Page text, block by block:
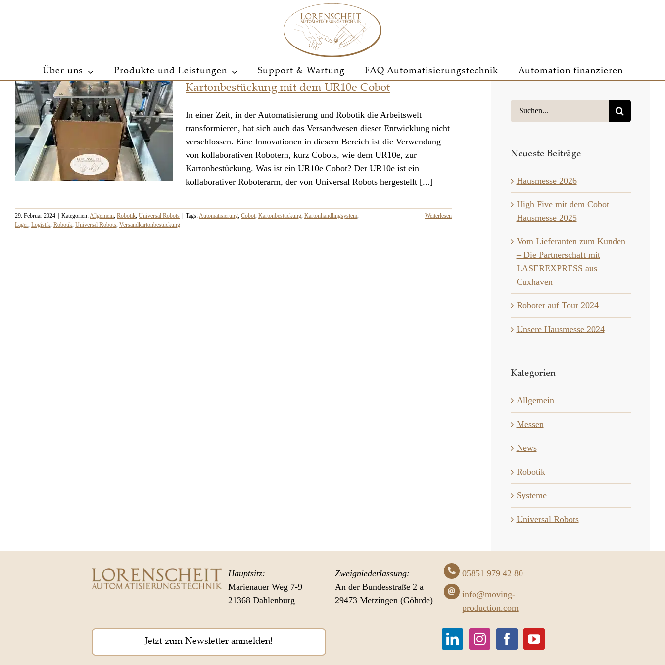
Über uns Produkte und Leistungen Support & Wartung FAQ Automatisierungstechnik Automation finanzieren
Kartonbestückung mit dem
Kartonbestückung mit dem UR10e Cobot
In einer Zeit, in der Automatisierung und Robotik die Arbeitswelt
transformieren, hat sich auch das Versandwesen dieser Entwicklung nicht
verschlossen. Eine Innovationen in diesem Bereich ist die Verwendung
von kollaborativen Robotern, kurz Cobots, wie dem UR10e, zur
Kartonbestückung. Was ist ein UR10e Cobot? Der UR10e ist ein
kollaborativer Roboterarm, der von Universal Robots hergestellt [...]
29. Februar 2024 Kategorien:Allgemein, Robotik, Universal Robots Tags:Automatisierung, Cobot, Kartonbestückung, Kartonhandlingsystem,
Lager, Logistik, Robotik, Universal Robots, Versandkartonbestückung
Weiterlesen
Suche
nach:
Neueste Beiträge
Hausmesse 2026
High Five mit dem Cobot –
Hausmesse 2025
Vom Lieferanten zum Kunden
– Die Partnerschaft mit
LASEREXPRESS aus
Cuxhaven
Roboter auf Tour 2024
Unsere Hausmesse 2024
Kategorien
Allgemein
Messen
News
Robotik
Systeme
Universal Robots
Hauptsitz:
Marienauer Weg 7-9
21368 Dahlenburg
Zweigniederlassung:
An der Bundesstraße 2 a
29473 Metzingen (Göhrde)
05851 979 42 80
info@moving-
production.com
Jetzt zum Newsletter anmelden!